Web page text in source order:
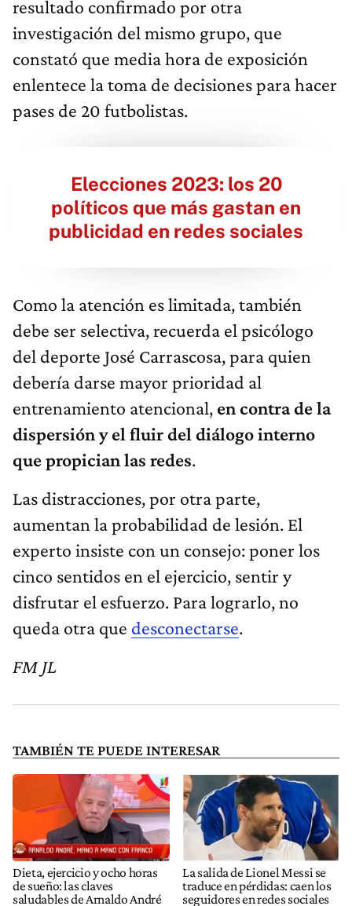
resultado confirmado por otra
investigación del mismo grupo, que
constató que media hora de exposición
enlentece la toma de decisiones para hacer
pases de 20 futbolistas.
Elecciones 2023: los 20
políticos que más gastan en
publicidad en redes sociales
Como la atención es limitada, también
debe ser selectiva, recuerda el psicólogo
del deporte José Carrascosa, para quien
debería darse mayor prioridad al
entrenamiento atencional, en contra de la
dispersióny el fluir del diálogo interno
que propician las redes.
Las distracciones, por otra parte,
aumentan la probabilidad de lesión. El
experto insiste con un consejo: poner los
cinco sentidos en el ejercicio, sentir y
disfrutar el esfuerzo. Para lograrlo, no
queda otra que desconectarse.
FM JL
TAMBIÉN TE PUEDE INTERESAR
Dieta, ejercicio y ocho horas
de sueño: las claves
saludables de Arnaldo André
La salida de Lionel Messi se
traduce en pérdidas: caen los
seguidores en redes sociales